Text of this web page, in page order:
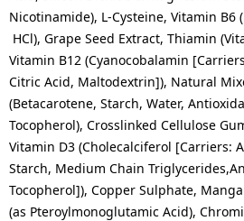
Nicotinamide), L-Cysteine, Vitamin B6
HCl), Grape Seed Extract, Thiamin
Vitamin B12 (Cyanocobalamin
Citric Acid, Maltodextrin]), Natural
(Betacarotene, Starch, Water,
Tocopherol), Crosslinked Cellulose
Vitamin D3 (Cholecalciferol [Carriers:
Starch, Medium Chain
Tocopherol]), Copper Sulphate,
(as Pteroylmonoglutamic Acid),